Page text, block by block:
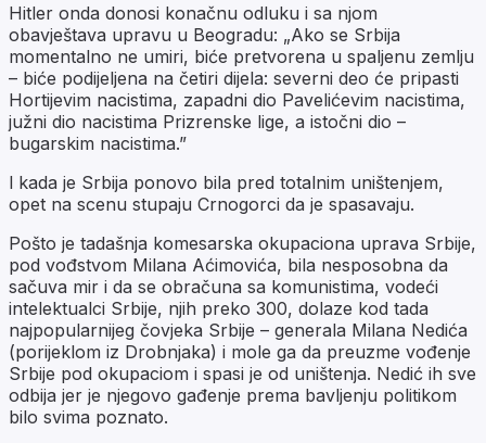
Hitler onda donosi konačnu odluku i sa njom
obavještava upravu u Beogradu: „Ako se Srbija
momentalno ne umiri, biće pretvorena u spaljenu zemlju
– biće podijeljena na četiri dijela: severni deo će pripasti
Hortijevim nacistima, zapadni dio Pavelićevim nacistima,
južni dio nacistima Prizrenske lige, a istočni dio –
bugarskim nacistima.”
I kada je Srbija ponovo bila pred totalnim uništenjem,
opet na scenu stupaju Crnogorci da je spasavaju.
Pošto je tadašnja komesarska okupaciona uprava Srbije,
pod vođstvom Milana Aćimovića, bila nesposobna da
sačuva mir i da se obračuna sa komunistima, vodeći
intelektualci Srbije, njih preko 300, dolaze kod tada
najpopularnijeg čovjeka Srbije – generala Milana Nedića
(porijeklom iz Drobnjaka) i mole ga da preuzme vođenje
Srbije pod okupaciom i spasi je od uništenja. Nedić ih sve
odbija jer je njegovo gađenje prema bavljenju politikom
bilo svima poznato.